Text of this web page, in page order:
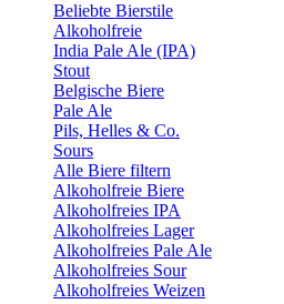
Beliebte Bierstile
Alkoholfreie
India Pale Ale (IPA)
Stout
Belgische Biere
Pale Ale
Pils, Helles & Co.
Sours
Alle Biere filtern
Alkoholfreie Biere
Alkoholfreies IPA
Alkoholfreies Lager
Alkoholfreies Pale Ale
Alkoholfreies Sour
Alkoholfreies Weizen